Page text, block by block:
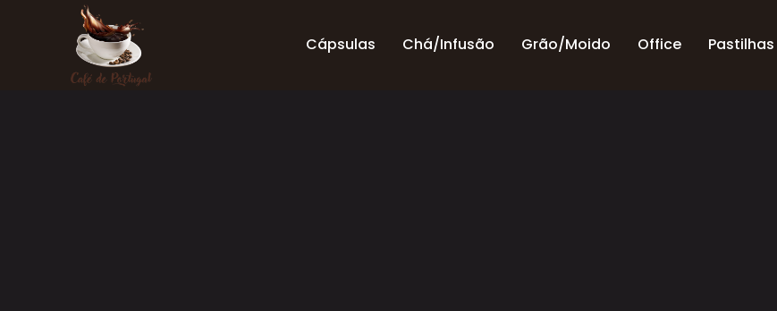
Cápsulas Chá/Infusão Grão/Moido Office Pastilhas